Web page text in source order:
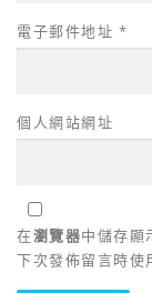
電子郵件地址 *
個人網站網址
在瀏覽器中儲存顯
下次發佈留言時使